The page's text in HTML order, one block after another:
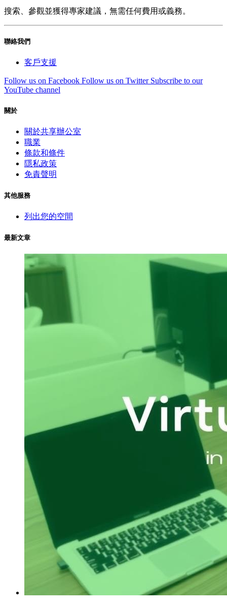
搜索、參觀並獲得專家建議，無需任何費用或義務。
聯絡我們
客戶支援
Follow us on Facebook Follow us on Twitter Subscribe to our
YouTube channel
關於
關於共享辦公室
職業
條款和條件
隱私政策
免責聲明
其他服務
列出您的空間
最新文章